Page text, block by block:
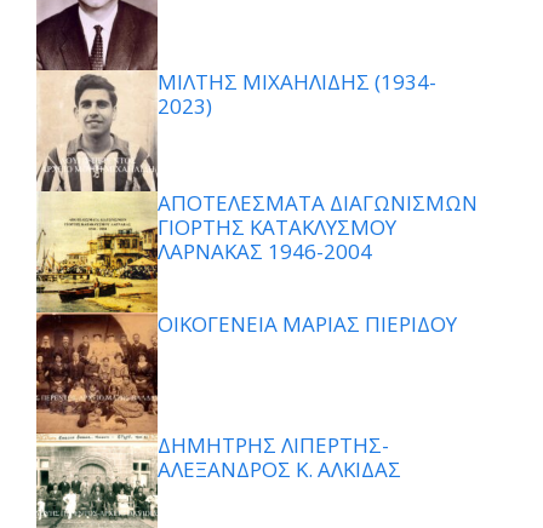
ΜΙΛΤΗΣ ΜΙΧΑΗΛΙΔΗΣ (1934-
2023)
ΑΠΟΤΕΛΕΣΜΑΤΑ ΔΙΑΓΩΝΙΣΜΩΝ
ΓΙΟΡΤΗΣ ΚΑΤΑΚΛΥΣΜΟΥ
ΛΑΡΝΑΚΑΣ 1946-2004
ΟΙΚΟΓΕΝΕΙΑ ΜΑΡΙΑΣ ΠΙΕΡΙΔΟΥ
ΔΗΜΗΤΡΗΣ ΛΙΠΕΡΤΗΣ-
ΑΛΕΞΑΝΔΡΟΣ Κ. ΑΛΚΙΔΑΣ